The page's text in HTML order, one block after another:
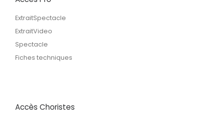
ExtraitSpectacle
ExtraitVideo
Spectacle
Fiches techniques
Accès Choristes